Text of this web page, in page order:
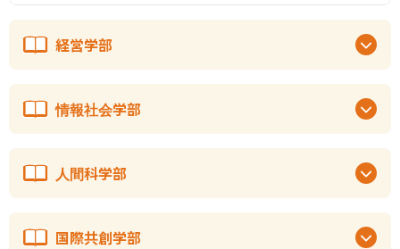
経営学部
情報社会学部
人間科学部
国際共創学部